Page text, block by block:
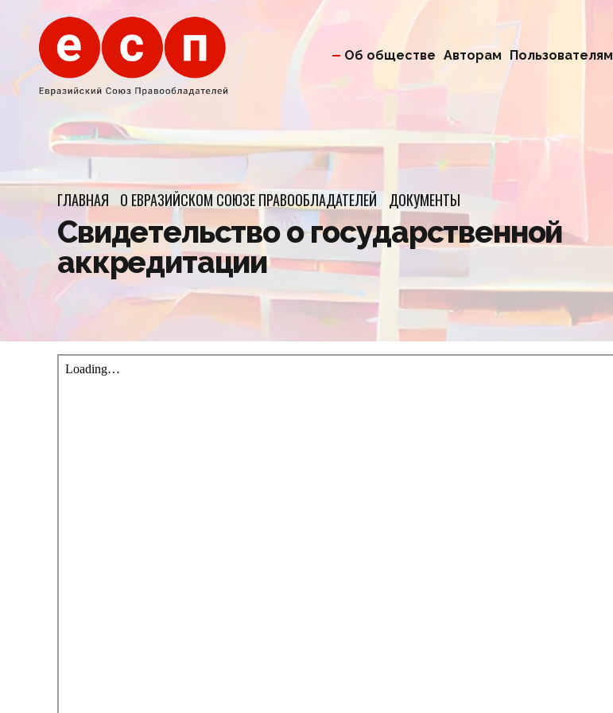
Об обществе Авторам Пользователям
ГЛАВНАЯ О ЕВРАЗИЙСКОМ СОЮЗЕ ПРАВООБЛАДАТЕЛЕЙ ДОКУМЕНТЫ
Свидетельство о государственной
аккредитации